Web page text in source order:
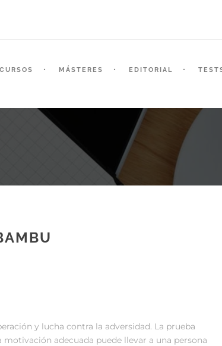
CURSOS MÁSTERES EDITORIAL
y lucha contra la adversidad. La prueba
adecuada puede llevar a una persona